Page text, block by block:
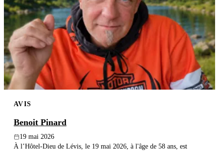
AVIS
Benoit Pinard
19 mai 2026
À l’Hôtel-Dieu de Lévis, le 19 mai 2026, à l'âge de 58 ans, est